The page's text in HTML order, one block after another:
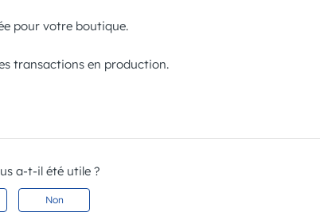
pour votre boutique.
transactions en production.
a-t-il été utile ?
Non